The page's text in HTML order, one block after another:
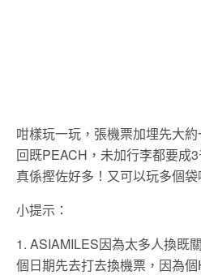
咁樣玩一玩，張機票加埋先大
回既PEACH，未加行李都要成
真係摼佐好多！又可以玩多個
小提示：
1. ASIAMILES因為太多人換既
個日期先去打去換機票，因為